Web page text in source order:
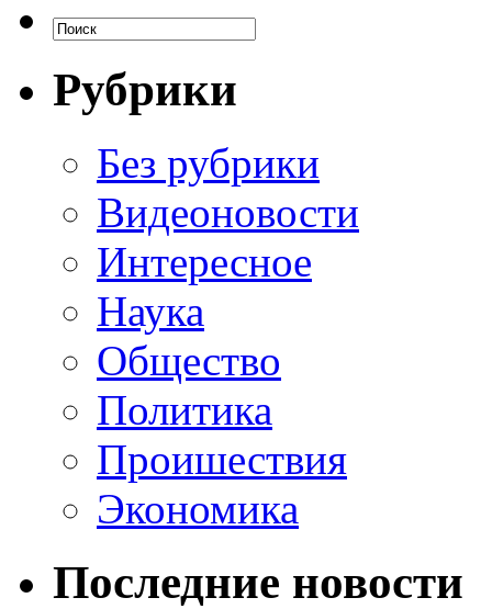
Рубрики
Без рубрики
Видеоновости
Интересное
Наука
Общество
Политика
Проишествия
Экономика
Последние новости